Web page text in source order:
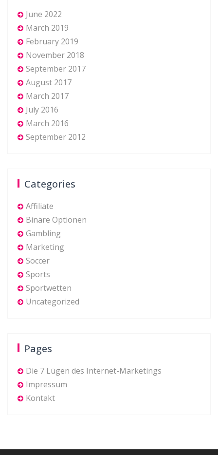
June 2022
March 2019
February 2019
November 2018
September 2017
August 2017
March 2017
July 2016
March 2016
September 2012
Categories
Affiliate
Binäre Optionen
Gambling
Marketing
Soccer
Sports
Sportwetten
Uncategorized
Pages
Die 7 Lügen des Internet-Marketings
Impressum
Kontakt